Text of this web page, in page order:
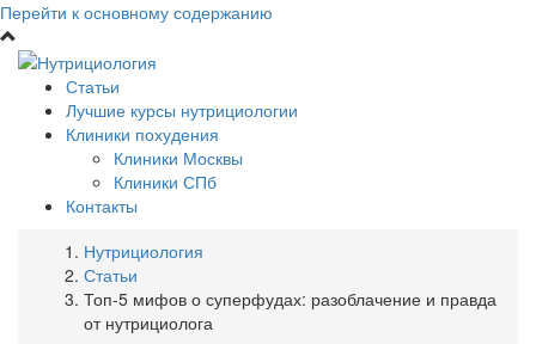
Перейти к основному содержанию
Статьи
Лучшие курсы нутрициологии
Клиники похудения
Клиники Москвы
Клиники СПб
Контакты
Нутрициология
Статьи
Топ-5 мифов о суперфудах: разоблачение и правда
от нутрициолога